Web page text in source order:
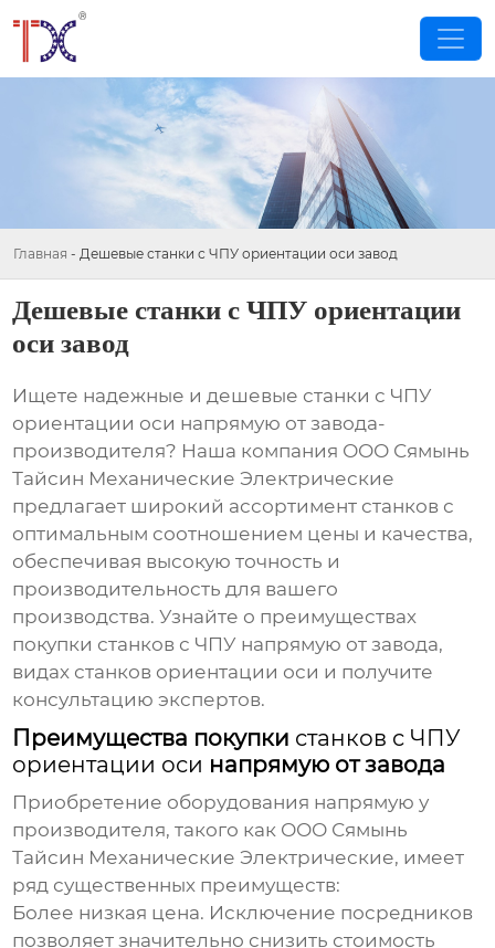
Главная - Дешевые станки с ЧПУ ориентации оси завод
Дешевые станки с ЧПУ ориентации
оси завод
Ищете надежные идешевые станки с ЧПУ
ориентации оси напрямую от завода-
производителя? Наша компания ООО Сямынь
Тайсин Механические Электрические
предлагает широкий ассортимент станков с
оптимальным соотношением цены и качества,
обеспечивая высокую точность и
производительность для вашего
производства. Узнайте о преимуществах
покупки станков с ЧПУ напрямую от завода,
видах станков ориентации оси и получите
консультацию экспертов.
Преимущества покупки станков с ЧПУ
ориентации оси напрямую от завода
Приобретение оборудования напрямую у
производителя, такого как ООО Сямынь
Тайсин Механические Электрические, имеет
ряд существенных преимуществ:
Более низкая цена. Исключение посредников
позволяет значительно снизить стоимость